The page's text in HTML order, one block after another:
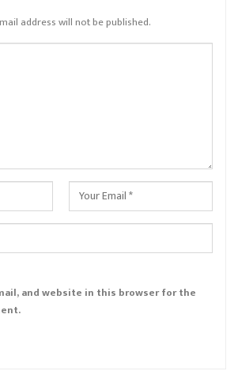
address will not be published.
and website in this browser for the